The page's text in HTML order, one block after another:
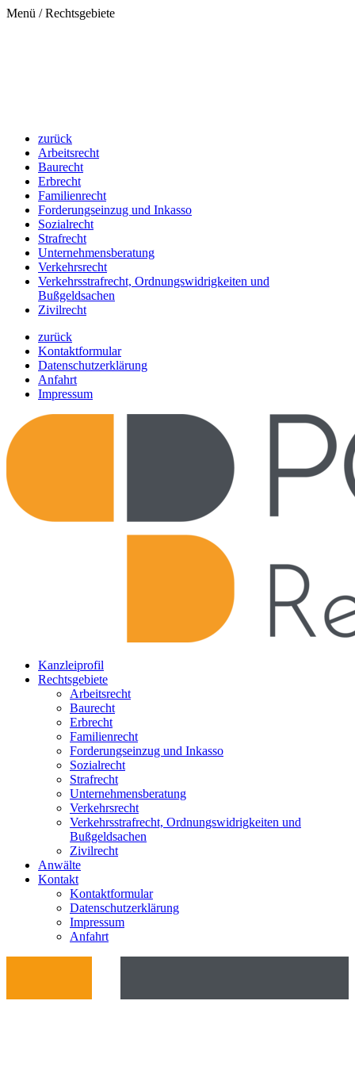
Menü / Rechtsgebiete
zurück
Arbeitsrecht
Baurecht
Erbrecht
Familienrecht
Forderungseinzug und Inkasso
Sozialrecht
Strafrecht
Unternehmensberatung
Verkehrsrecht
Verkehrsstrafrecht, Ordnungswidrigkeiten und
Bußgeldsachen
Zivilrecht
zurück
Kontaktformular
Datenschutzerklärung
Anfahrt
Impressum
Kanzleiprofil
Rechtsgebiete
Arbeitsrecht
Baurecht
Erbrecht
Familienrecht
Forderungseinzug und Inkasso
Sozialrecht
Strafrecht
Unternehmensberatung
Verkehrsrecht
Verkehrsstrafrecht, Ordnungswidrigkeiten und
Bußgeldsachen
Zivilrecht
Anwälte
Kontakt
Kontaktformular
Datenschutzerklärung
Impressum
Anfahrt